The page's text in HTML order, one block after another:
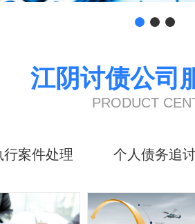
江阴讨债公司
PRODUCT
行案件处理 个人债务追